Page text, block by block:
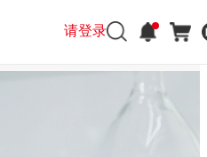
请登录